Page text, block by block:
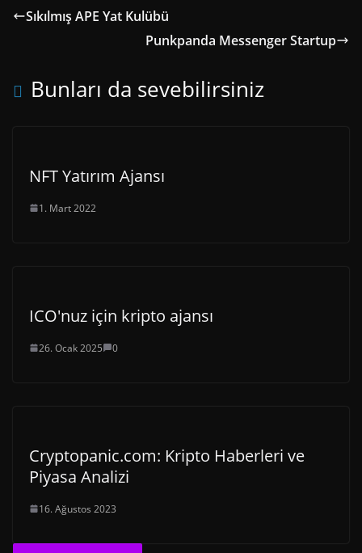
Sıkılmış APE Yat Kulübü
Punkpanda Messenger Startup
Bunları da sevebilirsiniz
NFT Yatırım Ajansı
1. Mart 2022
ICO'nuz için kripto ajansı
26. Ocak 2025 0
Cryptopanic.com: Kripto Haberleri ve
Piyasa Analizi
16. Ağustos 2023